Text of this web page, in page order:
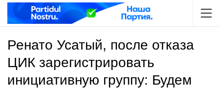
Ренато Усатый, после отказа
ЦИК зарегистрировать
инициативную группу: Будем